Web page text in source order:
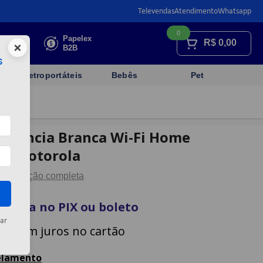
TelevendasAtendimentoWhatsapp
Faça sua
cotação
Papelex
B2B
R$ 0,00
0
Eletroportáteis Bebês Pet
Branca Wi-Fi Home
- Motorola
Descrição completa
vista no PIX ou boleto
x com juros no cartão
×